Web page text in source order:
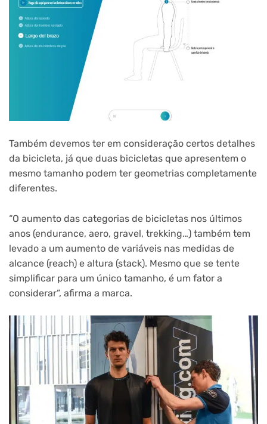
Também devemos ter em consideração certos detalhes
da bicicleta, já que duas bicicletas que apresentem o
mesmo tamanho podem ter geometrias completamente
diferentes.
“O aumento das categorias de bicicletas nos últimos
anos (endurance, aero, gravel, trekking…) também tem
levado a um aumento de variáveis nas medidas de
alcance (reach) e altura (stack). Mesmo que se tente
simplificar para um único tamanho, é um fator a
considerar”, afirma a marca.